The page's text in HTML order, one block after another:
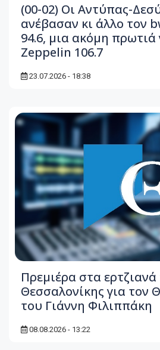
(00-02) Οι Αντύπας-
ανέβασαν κι άλλο τον
94.6, μια ακόμη πρωτιά
Zeppelin 106.7
23.07.2026 - 18:38
Πρεμιέρα στα ερτζιανά
Θεσσαλονίκης για τον
του Γιάννη Φιλιππάκη
08.08.2026 - 13:22